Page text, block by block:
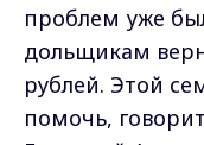
проблем уже
дольщикам
рублей. Этой
помочь,